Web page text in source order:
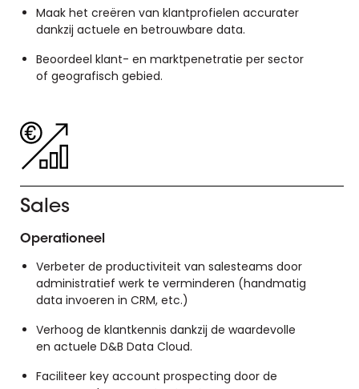
Maak het creëren van klantprofielen accurater
dankzij actuele en betrouwbare data.
Beoordeel klant- en marktpenetratie per sector
of geografisch gebied.
Sales
Operationeel
Verbeter de productiviteit van salesteams door
administratief werk te verminderen (handmatig
data invoeren in CRM, etc.)
Verhoog de klantkennis dankzij de waardevolle
en actuele D&B Data Cloud.
Faciliteer key account prospecting door de